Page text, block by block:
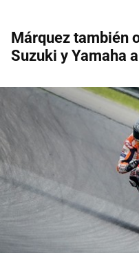
Márquez también
Suzuki y Yamaha